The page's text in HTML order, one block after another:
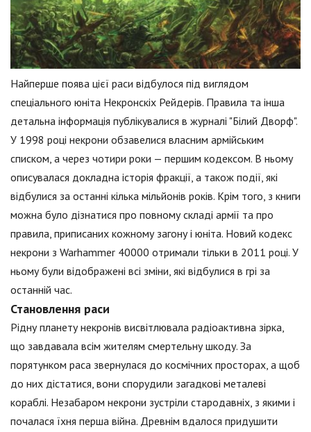
Найперше поява цієї раси відбулося під виглядом
спеціального юніта Некронскіх Рейдерів. Правила та інша
детальна інформація публікувалися в журналі "Білий Дворф".
У 1998 році некрони обзавелися власним армійським
списком, а через чотири роки — першим кодексом. В ньому
описувалася докладна історія фракції, а також події, які
відбулися за останні кілька мільйонів років. Крім того, з книги
можна було дізнатися про повному складі армії та про
правила, приписаних кожному загону і юніта. Новий кодекс
некрони з Warhammer 40000 отримали тільки в 2011 році. У
ньому були відображені всі зміни, які відбулися в грі за
останній час.
Становлення раси
Рідну планету некронів висвітлювала радіоактивна зірка,
що завдавала всім жителям смертельну шкоду. За
порятунком раса звернулася до космічних просторах, а щоб
до них дістатися, вони спорудили загадкові металеві
кораблі. Незабаром некрони зустріли стародавніх, з якими і
почалася їхня перша війна. Древнім вдалося придушити